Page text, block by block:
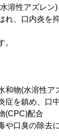
溶性アズレン
、口内炎を抑
。
和物(水溶性ア
を鎮め、口
(CPC)配合
口臭の除去